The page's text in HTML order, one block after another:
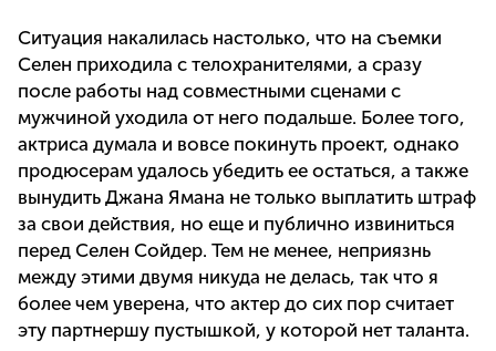
Ситуация накалилась настолько, что на съемки
Селен приходила с телохранителями, а сразу
после работы над совместными сценами с
мужчиной уходила от него подальше. Более того,
актриса думала и вовсе покинуть проект, однако
продюсерам удалось убедить ее остаться, а также
вынудить Джана Ямана не только выплатить штраф
за свои действия, но еще и публично извиниться
перед Селен Сойдер. Тем не менее, неприязнь
между этими двумя никуда не делась, так что я
более чем уверена, что актер до сих пор считает
эту партнершу пустышкой, у которой нет таланта.